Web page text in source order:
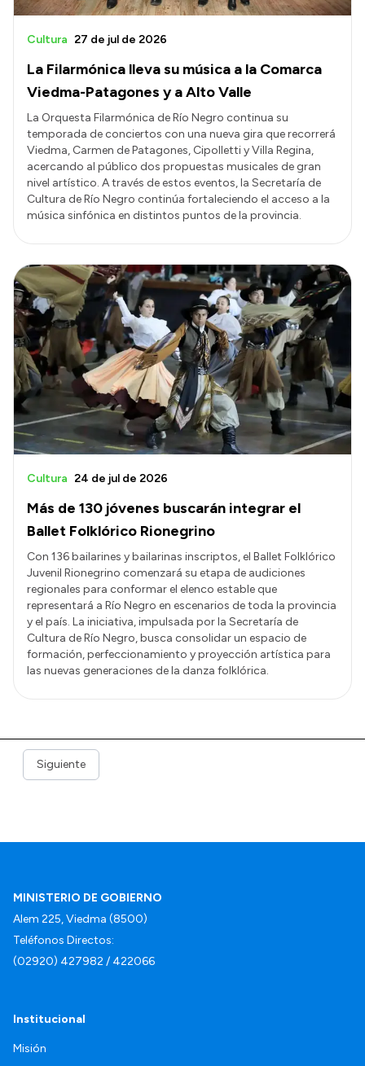
La Filarmónica lleva su música a la Comarca
Viedma-Patagones y a Alto Valle
Cultura 27 de jul de 2026
La Orquesta Filarmónica de Río Negro continua su
temporada de conciertos con una nueva gira que recorrerá
Viedma, Carmen de Patagones, Cipolletti y Villa Regina,
acercando al público dos propuestas musicales de gran
nivel artístico. A través de estos eventos, la Secretaría de
Cultura de Río Negro continúa fortaleciendo el acceso a la
música sinfónica en distintos puntos de la provincia.
Más de 130 jóvenes buscarán integrar el
Ballet Folklórico Rionegrino
Cultura 24 de jul de 2026
Con 136 bailarines y bailarinas inscriptos, el Ballet Folklórico
Juvenil Rionegrino comenzará su etapa de audiciones
regionales para conformar el elenco estable que
representará a Río Negro en escenarios de toda la provincia
y el país. La iniciativa, impulsada por la Secretaría de
Cultura de Río Negro, busca consolidar un espacio de
formación, perfeccionamiento y proyección artística para
las nuevas generaciones de la danza folklórica.
Siguiente
MINISTERIO DE GOBIERNO
Alem 225, Viedma (8500)
Teléfonos Directos:
(02920) 427982 / 422066
Institucional
Misión